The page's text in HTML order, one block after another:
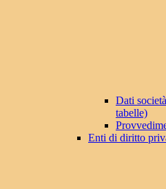
Dati
tabelle)
Enti di diritto